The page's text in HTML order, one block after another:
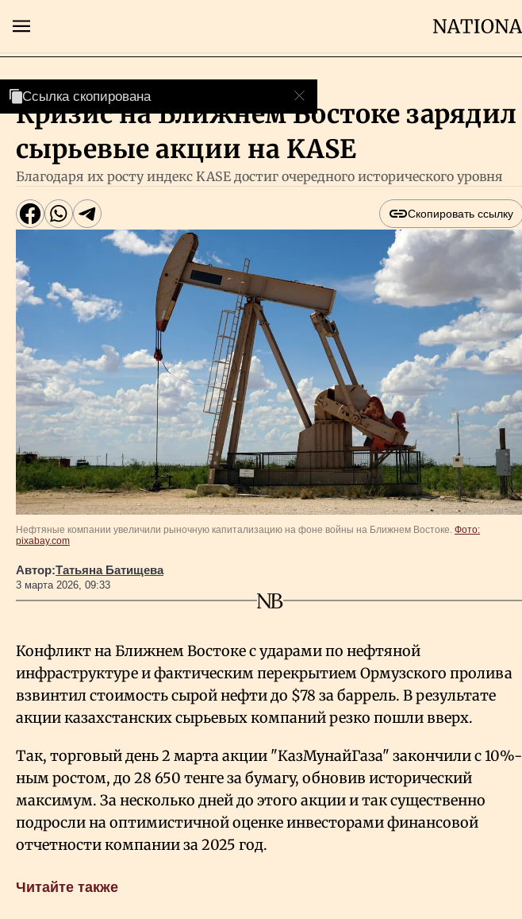
Главная
Экономика
Бизнес
Рынки
Технологии
Власть
Геополитика
Исследования
Люди
О нас
Все новости
Фондовый рынок
Кризис на Ближнем Востоке зарядил
сырьевые акции на KASE
Благодаря их росту индекс KASE достиг очередного исторического уровня
Скопировать ссылку
Ссылка скопирована
Нефтяные компании увеличили рыночную капитализацию на фоне войны на Ближнем Востоке. Фото:
pixabay.com
Автор:Татьяна Батищева
3 марта 2026, 09:33
Конфликт на Ближнем Востоке с ударами по нефтяной
инфраструктуре и фактическим перекрытием Ормузского пролива
взвинтил стоимость сырой нефти до $78 за баррель. В результате
акции казахстанских сырьевых компаний резко пошли вверх.
Так, торговый день 2 марта акции "КазМунайГаза" закончили с 10%-
ным ростом, до 28 650 тенге за бумагу, обновив исторический
максимум. За несколько дней до этого акции и так существенно
подросли на оптимистичной оценке инвесторами финансовой
отчетности компании за 2025 год.
Читайте также
Ссылка скопирована